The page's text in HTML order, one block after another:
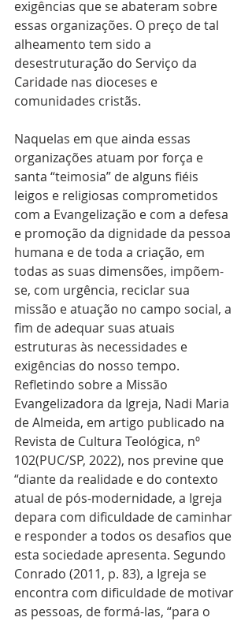
exigências que se abateram sobre
essas organizações. O preço de tal
alheamento tem sido a
desestruturação do Serviço da
Caridade nas dioceses e
comunidades cristãs.
Naquelas em que ainda essas
organizações atuam por força e
santa “teimosia” de alguns fiéis
leigos e religiosas comprometidos
com a Evangelização e com a defesa
e promoção da dignidade da pessoa
humana e de toda a criação, em
todas as suas dimensões, impõem-
se, com urgência, reciclar sua
missão e atuação no campo social, a
fim de adequar suas atuais
estruturas às necessidades e
exigências do nosso tempo.
Refletindo sobre a Missão
Evangelizadora da Igreja, Nadi Maria
de Almeida, em artigo publicado na
Revista de Cultura Teológica, nº
102(PUC/SP, 2022), nos previne que
“diante da realidade e do contexto
atual de pós-modernidade, a Igreja
depara com dificuldade de caminhar
e responder a todos os desafios que
esta sociedade apresenta. Segundo
Conrado (2011, p. 83), a Igreja se
encontra com dificuldade de motivar
as pessoas, de formá-las, “para o